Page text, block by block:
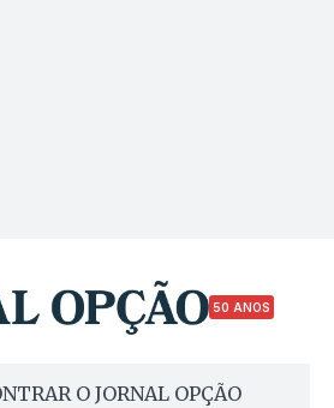
50 ANOS
O JORNAL OPÇÃO